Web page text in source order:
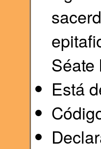
Séate
Está